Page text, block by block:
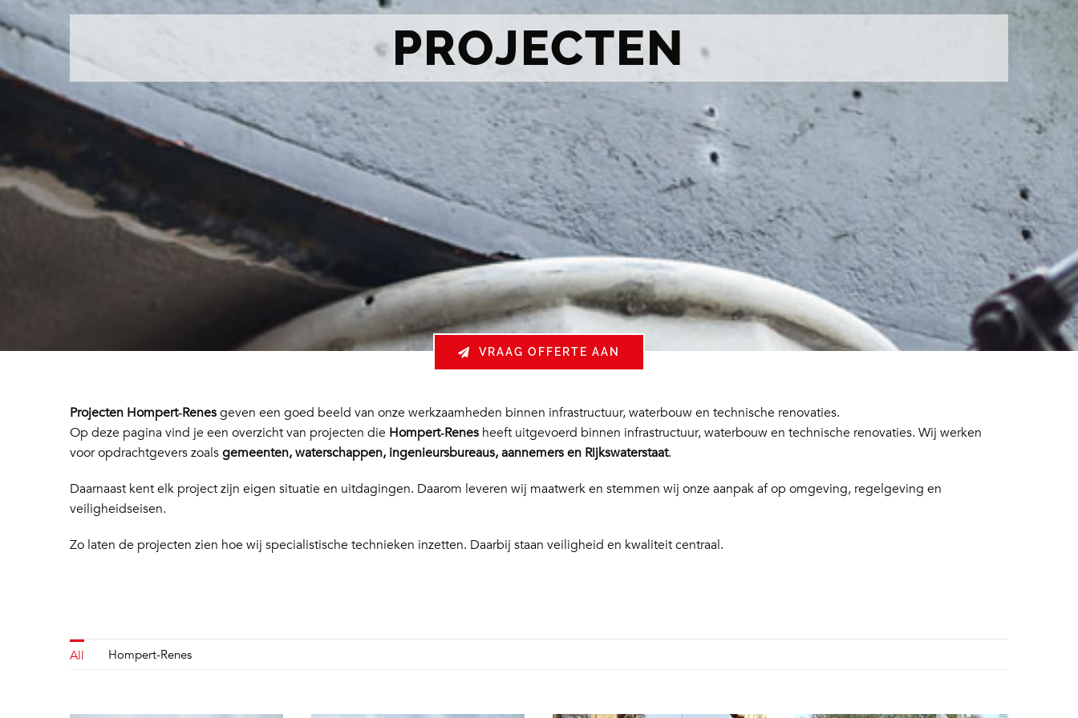
PROJECTEN
VRAAG OFFERTE AAN
Projecten Hompert‑Renesgeven een goed beeld van onze werkzaamheden binnen infrastructuur, waterbouw en technische renovaties.
Op deze pagina vind je een overzicht van projecten die Hompert‑Renesheeft uitgevoerd binnen infrastructuur, waterbouw en technische renovaties. Wij werken
voor opdrachtgevers zoalsgemeenten, waterschappen, ingenieursbureaus, aannemers en Rijkswaterstaat.
Daarnaast kent elk project zijn eigen situatie en uitdagingen. Daarom leveren wij maatwerk en stemmen wij onze aanpak af op omgeving, regelgeving en
veiligheidseisen.
Zo laten de projecten zien hoe wij specialistische technieken inzetten. Daarbij staan veiligheid en kwaliteit centraal.
All Hompert-Renes